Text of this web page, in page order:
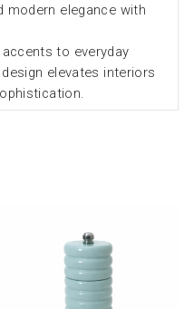
modern elegance with
to everyday
elevates interiors